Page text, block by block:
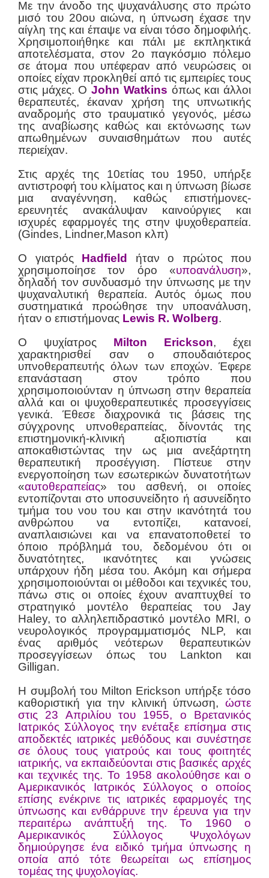
Με την άνοδο της ψυχανάλυσης στο πρώτο
μισό του 20ου αιώνα, η ύπνωση έχασε την
αίγλη της και έπαψε να είναι τόσο δημοφιλής.
Χρησιμοποιήθηκε και πάλι με εκπληκτικά
αποτελέσματα, στον 2ο παγκόσμιο πόλεμο
σε άτομα που υπέφεραν από νευρώσεις οι
οποίες είχαν προκληθεί από τις εμπειρίες τους
στις μάχες. ΟJohn Watkins όπως και άλλοι
θεραπευτές, έκαναν χρήση της υπνωτικής
αναδρομής στο τραυματικό γεγονός, μέσω
της αναβίωσης καθώς και εκτόνωσης των
απωθημένων συναισθημάτων που αυτές
περιείχαν.
Στις αρχές της 10ετίας του 1950, υπήρξε
αντιστροφή του κλίματος και η ύπνωση βίωσε
μια αναγέννηση, καθώς επιστήμονες-
ερευνητές ανακάλυψαν καινούργιες και
ισχυρές εφαρμογές της στην ψυχοθεραπεία.
(Gindes, Lindner,Mason κλπ)
Ο γιατρός Hadfield
ήταν ο πρώτος που
χρησιμοποίησε τον όρο «υποανάλυση»,
δηλαδή τον συνδυασμό την ύπνωσης με την
ψυχαναλυτική θεραπεία. Αυτός όμως που
συστηματικά προώθησε την υποανάλυση,
ήταν ο επιστήμονας Lewis R. Wolberg.
Ο ψυχίατρος Milton Erickson, έχει
χαρακτηρισθεί σαν ο σπουδαιότερος
υπνοθεραπευτής όλων των εποχών. Έφερε
επανάσταση στον τρόπο που
χρησιμοποιούνταν η ύπνωση στην θεραπεία
αλλά και οι ψυχοθεραπευτικές προσεγγίσεις
γενικά. Έθεσε διαχρονικά τις βάσεις της
σύγχρονης υπνοθεραπείας, δίνοντάς της
επιστημονική-κλινική αξιοπιστία και
αποκαθιστώντας την ως μια ανεξάρτητη
θεραπευτική προσέγγιση. Πίστευε στην
ενεργοποίηση των εσωτερικών δυνατοτήτων
«αυτοθεραπείας» του ασθενή, οι οποίες
εντοπίζονται στο υποσυνείδητο ή ασυνείδητο
τμήμα του νου του και στην ικανότητά του
ανθρώπου να εντοπίζει, κατανοεί,
αναπλαισιώνει και να επανατοποθετεί το
όποιο πρόβλημά του, δεδομένου ότι οι
δυνατότητες, ικανότητες και γνώσεις
υπάρχουν ήδη μέσα του. Ακόμη και σήμερα
χρησιμοποιούνται οι μέθοδοι και τεχνικές του,
πάνω στις οι οποίες έχουν αναπτυχθεί το
στρατηγικό μοντέλο θεραπείας του Jay
Haley, το αλληλεπιδραστικό μοντέλο MRI, ο
νευρολογικός προγραμματισμός NLP, και
ένας αριθμός νεότερων θεραπευτικών
προσεγγίσεων όπως του Lankton και
Gilligan.
Η συμβολή του Milton Erickson υπήρξε τόσο
καθοριστική για την κλινική ύπνωση, ώστε
στις 23 Απριλίου του 1955, ο Βρετανικός
Ιατρικός Σύλλογος την ενέταξε επίσημα στις
αποδεκτές ιατρικές μεθόδους και συνέστησε
σε όλους τους γιατρούς και τους φοιτητές
ιατρικής, να εκπαιδεύονται στις βασικές αρχές
και τεχνικές της. Το 1958 ακολούθησε και ο
Αμερικανικός Ιατρικός Σύλλογος ο οποίος
επίσης ενέκρινε τις ιατρικές εφαρμογές της
ύπνωσης και ενθάρρυνε την έρευνα για την
περαιτέρω ανάπτυξή της. Το 1960 ο
Αμερικανικός Σύλλογος Ψυχολόγων
δημιούργησε ένα ειδικό τμήμα ύπνωσης η
οποία από τότε θεωρείται ως επίσημος
τομέας της ψυχολογίας.